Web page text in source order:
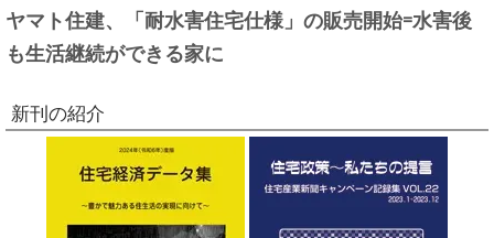
ヤマト住建、「耐水害住宅仕様」の販売開始=水害後
も生活継続ができる家に
新刊の紹介